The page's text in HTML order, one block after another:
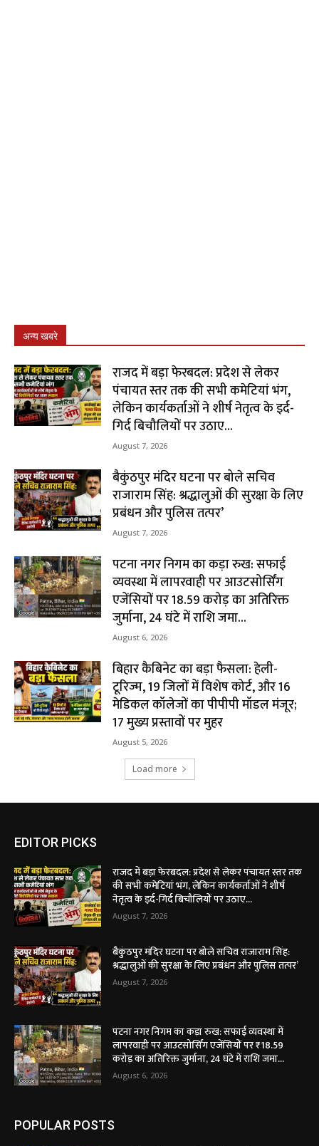
अन्य खबरे
राजद में बड़ा फेरबदल: प्रदेश से लेकर
पंचायत स्तर तक की सभी कमेटियां भंग,
लेकिन कार्यकर्ताओं ने शीर्ष नेतृत्व के इर्द-
गिर्द बिचौलियों पर उठाए...
August 7, 2026
बैकुंठपुर मंदिर घटना पर बोले सचिव
राजाराम सिंह: श्रद्धालुओं की सुरक्षा के लिए
प्रबंधन और पुलिस तत्पर’
August 7, 2026
पटना नगर निगम का कड़ा रुख: सफाई
व्यवस्था में लापरवाही पर आउटसोर्सिंग
एजेंसियों पर ₹18.59 करोड़ का अतिरिक्त
जुर्माना, 24 घंटे में राशि जमा...
August 6, 2026
बिहार कैबिनेट का बड़ा फैसला: हेली-
टूरिज्म, 19 जिलों में विशेष कोर्ट, और 16
मेडिकल कॉलेजों का पीपीपी मॉडल मंजूर;
17 मुख्य प्रस्तावों पर मुहर
August 5, 2026
Load more
EDITOR PICKS
राजद में बड़ा फेरबदल: प्रदेश से लेकर पंचायत स्तर तक
की सभी कमेटियां भंग, लेकिन कार्यकर्ताओं ने शीर्ष
नेतृत्व के इर्द-गिर्द बिचौलियों पर उठाए...
August 7, 2026
बैकुंठपुर मंदिर घटना पर बोले सचिव राजाराम सिंह:
श्रद्धालुओं की सुरक्षा के लिए प्रबंधन और पुलिस तत्पर’
August 7, 2026
पटना नगर निगम का कड़ा रुख: सफाई व्यवस्था में
लापरवाही पर आउटसोर्सिंग एजेंसियों पर ₹18.59
करोड़ का अतिरिक्त जुर्माना, 24 घंटे में राशि जमा...
August 6, 2026
POPULAR POSTS